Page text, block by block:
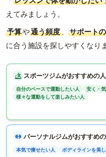
えてみましょう。
予算や通う頻度 、 サポート
に合う施設を探しやすくなり
スポーツジムがおすすめの人
自分のペースで運動したい人
安く・
様々な運動をして楽しみたい人
パーソナルジムがおすすめ
本気で痩せたい人 ボディラインを美